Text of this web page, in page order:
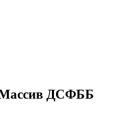
Массив ДСФББ